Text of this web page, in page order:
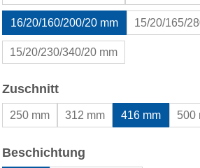
16/20/160/200/20 mm 15/20/165/
15/20/230/340/20 mm
Zuschnittauswählen
250 mm 312 mm 416 mm 500
Beschichtung